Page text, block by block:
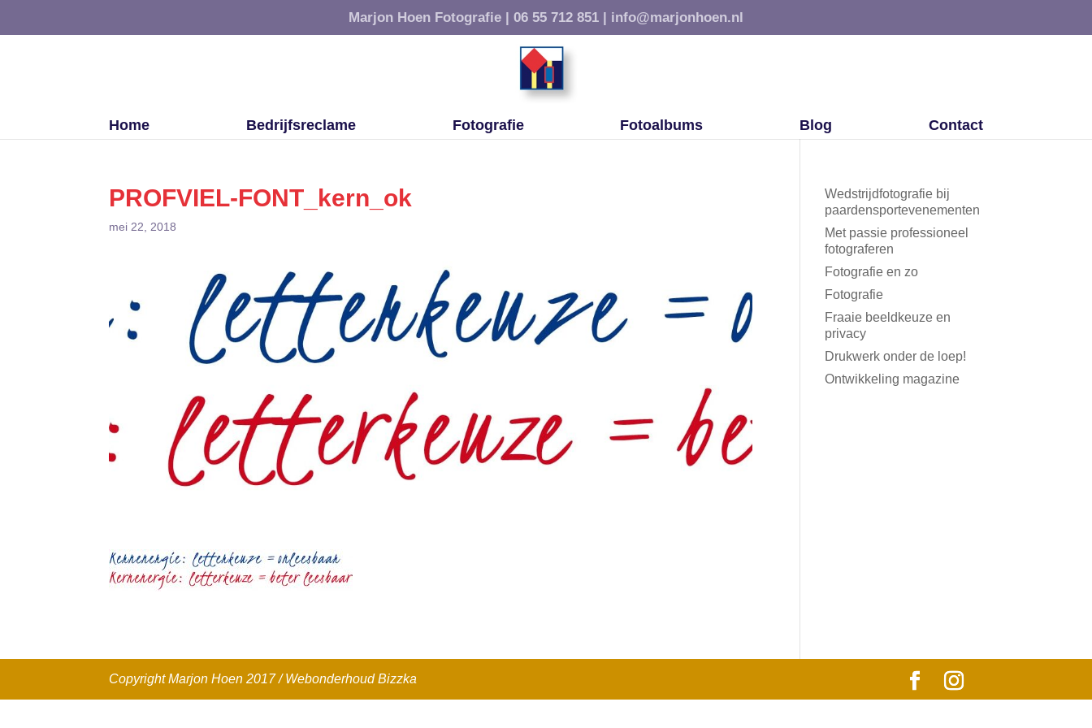
Marjon Hoen Fotografie | 06 55 712 851 | info@marjonhoen.nl
Home Bedrijfsreclame Fotografie Fotoalbums Blog Contact
PROFVIEL-FONT_kern_ok
mei 22, 2018
Wedstrijdfotografie bij
paardensportevenementen
Met passie professioneel
fotograferen
Fotografie en zo
Fotografie
Fraaie beeldkeuze en
privacy
Drukwerk onder de loep!
Ontwikkeling magazine
Copyright Marjon Hoen 2017 / WebonderhoudBizzka